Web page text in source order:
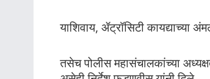
याशिवाय, ॲट्रॉसिटी कायद्याच्या
तसेच पोलीस महासंचालकांच्या